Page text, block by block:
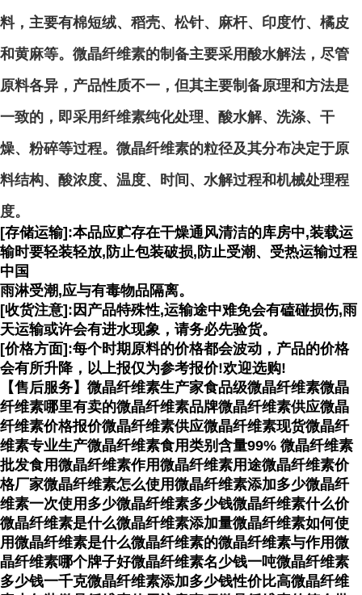
料，主要有棉短绒、稻壳、松针、麻杆、印度竹、橘皮
和黄麻等。微晶纤维素的制备主要采用酸水解法，尽管
原料各异，产品性质不一，但其主要制备原理和方法是
一致的，即采用纤维素纯化处理、酸水解、洗涤、干
燥、粉碎等过程。微晶纤维素的粒径及其分布决定于原
料结构、酸浓度、温度、时间、水解过程和机械处理程
度。
[存储运输]:本品应贮存在干燥通风清洁的库房中,装载运
输时要轻装轻放,防止包装破损,防止受潮、受热运输过程
中国
雨淋受潮,应与有毒物品隔离。
[收货注意]:因产品特殊性,运输途中难免会有磕碰损伤,雨
天运输或许会有进水现象，请务必先验货。
[价格方面]:每个时期原料的价格都会波动，产品的价格
会有所升降，以上报仅为参考报价!欢迎选购!
【售后服务】微晶纤维素生产家食品级微晶纤维素微晶
纤维素哪里有卖的微晶纤维素品牌微晶纤维素供应微晶
纤维素价格报价微晶纤维素供应微晶纤维素现货微晶纤
维素专业生产微晶纤维素食用类别含量99% 微晶纤维素
批发食用微晶纤维素作用微晶纤维素用途微晶纤维素价
格厂家微晶纤维素怎么使用微晶纤维素添加多少微晶纤
维素一次使用多少微晶纤维素多少钱微晶纤维素什么价
微晶纤维素是什么微晶纤维素添加量微晶纤维素如何使
用微晶纤维素是什么微晶纤维素的微晶纤维素与作用微
晶纤维素哪个牌子好微晶纤维素名少钱一吨微晶纤维素
多少钱一千克微晶纤维素添加多少钱性价比高微晶纤维